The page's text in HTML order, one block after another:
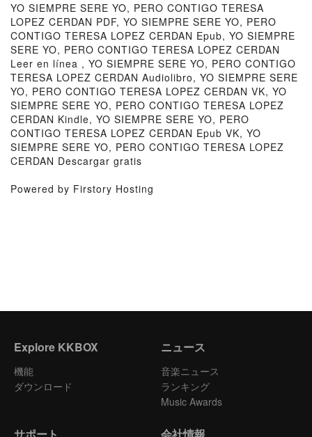
YO SIEMPRE SERE YO, PERO CONTIGO TERESA
LOPEZ CERDAN PDF, YO SIEMPRE SERE YO, PERO
CONTIGO TERESA LOPEZ CERDAN Epub, YO SIEMPRE
SERE YO, PERO CONTIGO TERESA LOPEZ CERDAN
Leer en línea , YO SIEMPRE SERE YO, PERO CONTIGO
TERESA LOPEZ CERDAN Audiolibro, YO SIEMPRE SERE
YO, PERO CONTIGO TERESA LOPEZ CERDAN VK, YO
SIEMPRE SERE YO, PERO CONTIGO TERESA LOPEZ
CERDAN Kindle, YO SIEMPRE SERE YO, PERO
CONTIGO TERESA LOPEZ CERDAN Epub VK, YO
SIEMPRE SERE YO, PERO CONTIGO TERESA LOPEZ
CERDAN Descargar gratis
Powered by Firstory Hosting
Explore KKBOX
機能
ダウンロード
ニュース
音楽ニュース
ランキング
Music Awards